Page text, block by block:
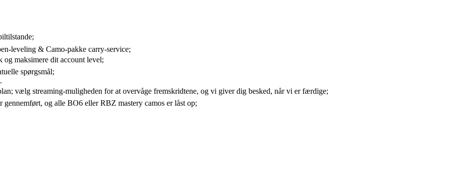
leveling & Camo-pakke carry-service;
maksimere dit account level;
spørgsmål;
.
vælg streaming-muligheden for at overvåge fremskridtene, og vi giver dig besked, når vi er færdige;
og alle BO6 eller RBZ mastery camos er låst op;